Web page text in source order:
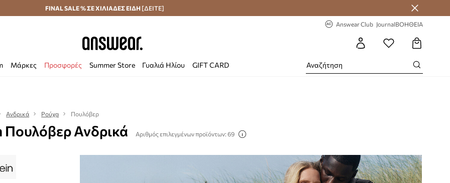
Αποστολή σε 24 ώρες Εξοικονομήστε με το Answear Club
FINAL SALE % ΣΕ ΧΙΛΙΑΔΕΣ ΕΙΔΗ [ΔΕΙΤΕ]
Answear Club JournalΒΟΗΘΕΙΑ
Μάρκες Προσφορές Summer Store Γυαλιά Ηλίου GIFT CARD
Ανδρικά Ρούχα Πουλόβερ
Πουλόβερ Ανδρικά Αριθμός επιλεγμένων προϊόντων: 69